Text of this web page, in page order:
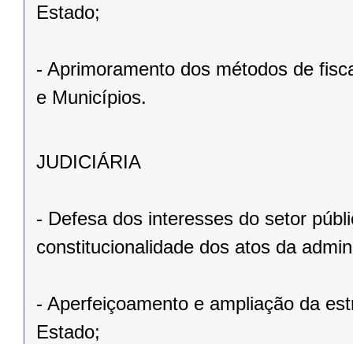
Estado;
- Aprimoramento dos métodos de
e Municípios.
JUDICIÁRIA
- Defesa dos interesses do setor
constitucionalidade dos atos da
- Aperfeiçoamento e ampliação da
Estado;